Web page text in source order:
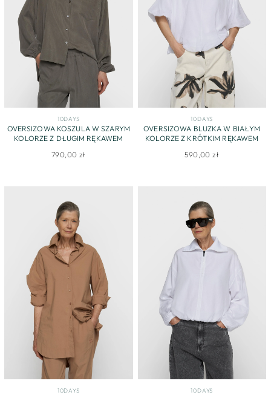
10DAYS
OVERSIZOWA KOSZULA W SZARYM
KOLORZE Z DŁUGIM RĘKAWEM
790,00 zł
10DAYS
OVERSIZOWA BLUZKA W BIAŁYM
KOLORZE Z KRÓTKIM RĘKAWEM
590,00 zł
10DAYS 10DAYS